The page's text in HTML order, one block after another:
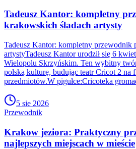
Tadeusz Kantor: kompletny
krakowskich śladach artysty
Tadeusz Kantor: kompletny przewodnik
artystyTadeusz Kantor urodził się 6
Wielopolu Skrzyńskim. Ten wybitny
polską kulturę, budując teatr Cricot 2 na
przedmiotów.W pigułce:Cricoteka
5 sie 2026
Przewodnik
Krakow jeziora: Praktyczny
najlepszych miejscach w mieście